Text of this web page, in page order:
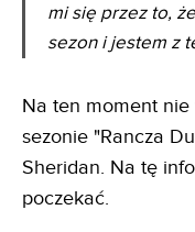
mi się przez to,
sezon i jestem z
Na ten moment
sezonie "Rancza
Sheridan. Na tę
poczekać.